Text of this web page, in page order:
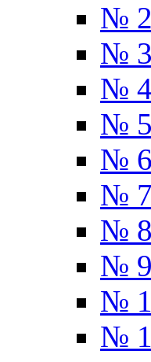
№
№
№
№
№
№
№
№
№
№